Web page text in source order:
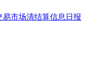
易市场清结算信息日报